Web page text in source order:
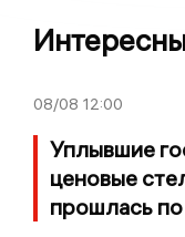
08/08 12:00
Уплывшие
ценовые
прошлась